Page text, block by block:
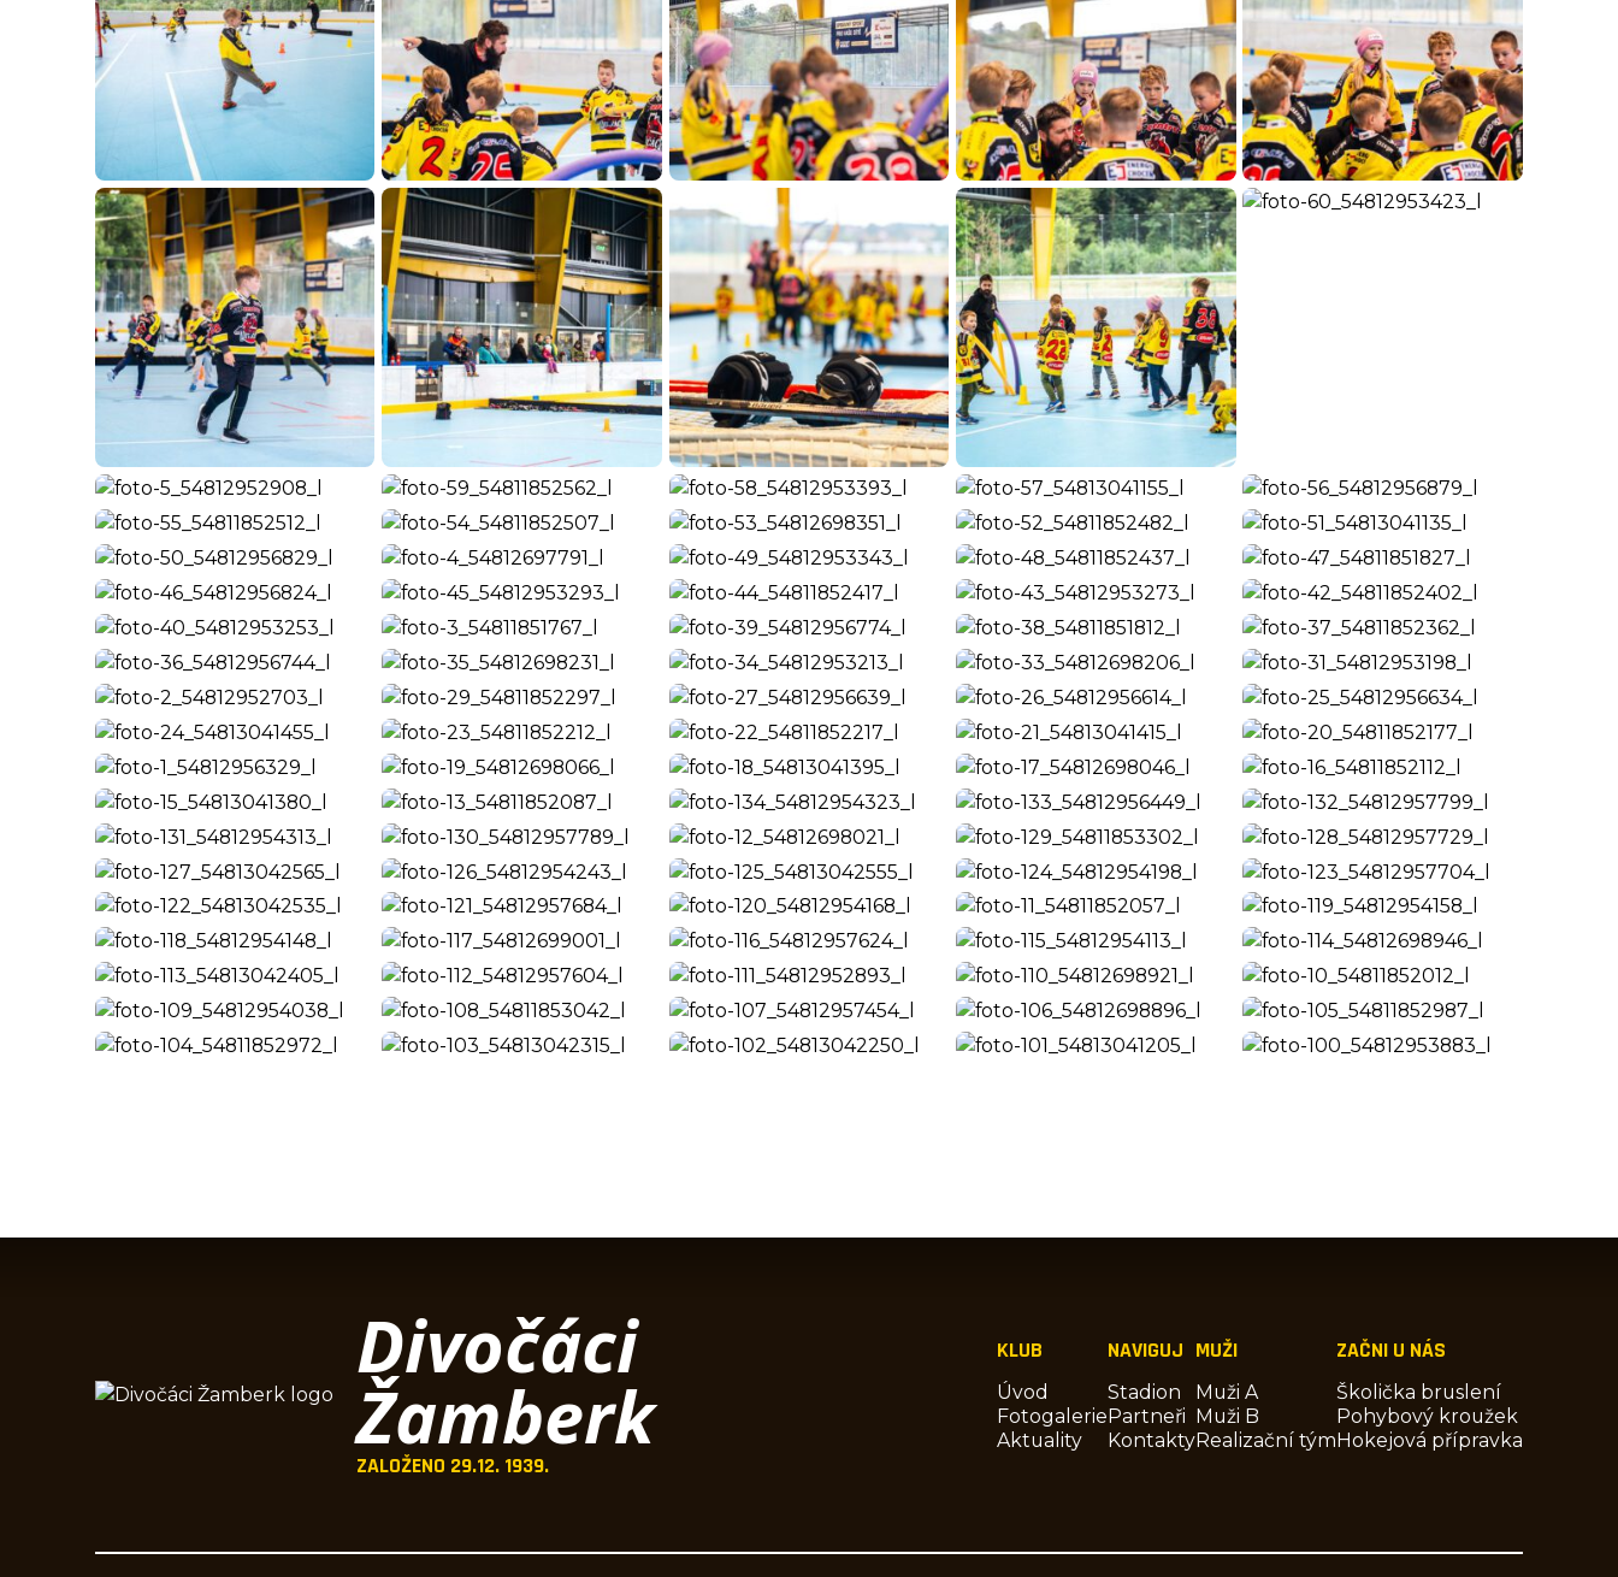
Divočáci
Žamberk
ZALOŽENO 29.12. 1939.
KLUB
Úvod
Fotogalerie
Aktuality
NAVIGUJ
Stadion
Partneři
Kontakty
MUŽI
Muži A
Muži B
Realizační tým
ZAČNI U NÁS
Školička bruslení
Pohybový kroužek
Hokejová přípravka